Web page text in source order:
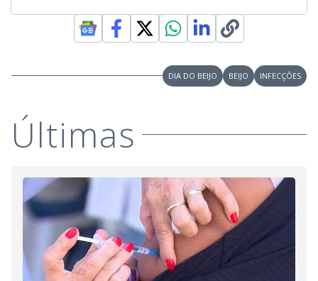
DIA DO BEIJO BEIJO INFECÇÕES
Últimas